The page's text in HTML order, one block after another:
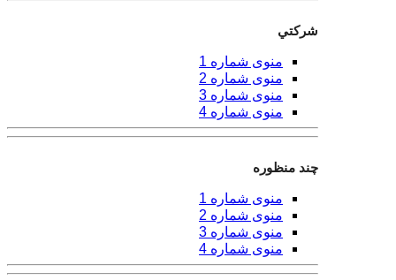
شركتي
منوی شماره 1
منوی شماره 2
منوی شماره 3
منوی شماره 4
چند منظوره
منوی شماره 1
منوی شماره 2
منوی شماره 3
منوی شماره 4